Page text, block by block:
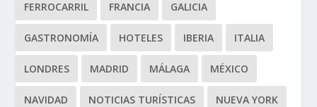
FERROCARRIL FRANCIA GALICIA
GASTRONOMÍA HOTELES IBERIA ITALIA
LONDRES MADRID MÁLAGA MÉXICO
NAVIDAD NOTICIAS TURÍSTICAS NUEVA YORK